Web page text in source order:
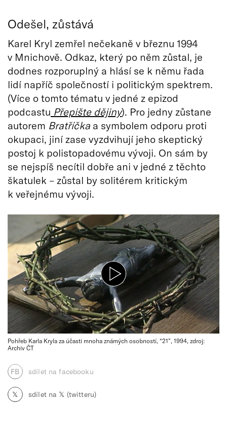
Odešel, zůstává
Karel Kryl zemřel nečekaně v březnu 1994
v Mnichově. Odkaz, který po něm zůstal, je
dodnes rozporuplný a hlásí se k němu řada
lidí napříč společností i politickým spektrem.
(Více o tomto tématu v jedné z epizod
podcastu Přepište dějiny). Pro jedny zůstane
autorem Bratříčka a symbolem odporu proti
okupaci, jiní zase vyzdvihují jeho skeptický
postoj k polistopadovému vývoji. On sám by
se nejspíš necítil dobře ani v jedné z těchto
škatulek – zůstal by solitérem kritickým
k veřejnému vývoji.
Pohřeb Karla Kryla za účasti mnoha známých osobností, “21”, 1994, zdroj:
Archiv ČT
FB sdílet na facebooku
𝕏 sdílet na 𝕏 (twitteru)